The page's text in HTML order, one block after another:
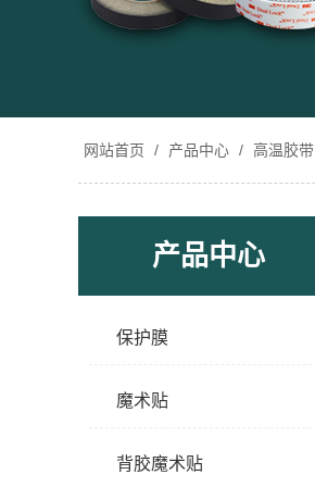
网站首页 / 产品中心 / 高温胶带
产品中心
保护膜
魔术贴
背胶魔术贴